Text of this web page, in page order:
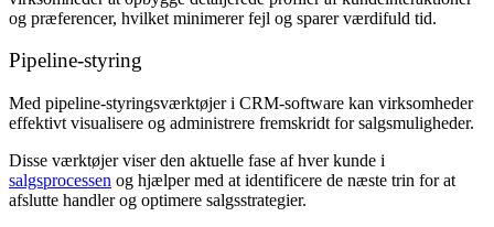
og præferencer, hvilket minimerer fejl og sparer værdifuld tid.
Pipeline-styring
Med pipeline-styringsværktøjer i CRM-software kan virksomheder
effektivt visualisere og administrere fremskridt for salgsmuligheder.
Disse værktøjer viser den aktuelle fase af hver kunde i
salgsprocessen og hjælper med at identificere de næste trin for at
afslutte handler og optimere salgsstrategier.